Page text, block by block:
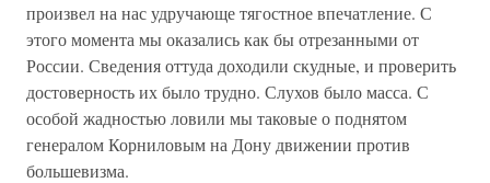
произвел на нас удручающе тягостное впечатление. С
этого момента мы оказались как бы отрезанными от
России. Сведения оттуда доходили скудные, и проверить
достоверность их было трудно. Слухов было масса. С
особой жадностью ловили мы таковые о поднятом
генералом Корниловым на Дону движении против
большевизма.